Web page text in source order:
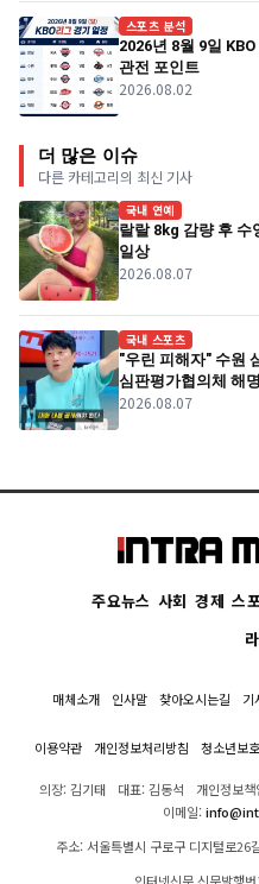
스포츠 분석
2026년 8월 9일
관전 포인트
2026.08.02
더 많은 이슈
다른 카테고리의 최신 기사
국내 연예
랄랄 8kg 감량 후
일상
2026.08.07
국내 스포츠
"우린 피해자" 수원
심판평가협의체 해
2026.08.07
주요뉴스 사회 경제 스
매체소개 인사말 찾아오시는길 기
이용약관 개인정보처리방침 청소년보
의장: 김기태 대표: 김동석 개인정보
이메일:
주소: 서울특별시 구로구 디지털로
인터넷신문 신문발행